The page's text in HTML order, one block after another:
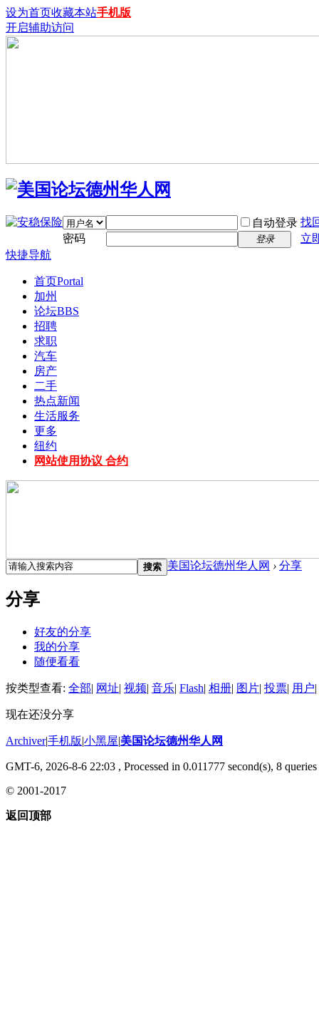
设为首页收藏本站手机版
开启辅助访问
自动登录 找
密码
登录
立
快捷导航
首页Portal
加州
论坛BBS
招聘
求职
汽车
房产
二手
热点新闻
生活服务
更多
纽约
网站使用协议 合约
搜索 美国论坛德州华人网 › 分享
分享
好友的分享
我的分享
随便看看
按类型查看: 全部| 网址| 视频| 音乐| Flash| 相册| 图片| 投票| 用户|
现在还没分享
Archiver|手机版|小黑屋|美国论坛德州华人网
GMT-6, 2026-8-6 22:03 , Processed in 0.011777 second(s), 8 queries
© 2001-2017
返回顶部